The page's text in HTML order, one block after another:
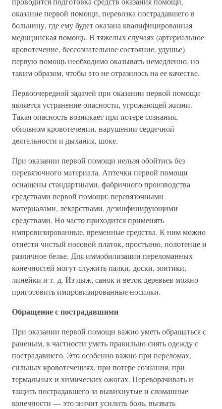
оказание первой помощи, перевозка пострадавшего в
больницу, где ему будет оказана квалифицированная
медицинская помощь. В тяжелых случаях (артериальное
кровотечение, бессознательное состояние, удушье)
первую помощь необходимо оказывать немедленно, но
таким образом, чтобы это не отразилось на ее качестве.
Первоочередной задачей при оказании первой помощи
является устранение опасности, угрожающей жизни.
Такая опасность возникает при потере сознания,
обильном кровотечении, нарушении сердечной
деятельности и дыхания, шоке.
При оказании первой помощи нельзя обойтись без
перевязочного материала. Аптечки первой помощи
оснащены стандартными, фабричного производства
средствами первой помощи: перевязочными
материалами, лекарствами, дезинфицирующими
средствами. Но часто приходится применять
импровизированные, временные средства. К ним можно
отнести чистый носовой платок, простыню, полотенце и
различное белье. Для иммобилизации переломанных
конечностей могут служить палки, доски, зонтики,
линейки и т. д. Из лыж, санок и веток деревьев можно
приготовить импровизированные носилки.
Обращение с пострадавшими
При оказании первой помощи важно уметь обращаться с
раненым, в частности уметь правильно снять одежду с
пострадавшего. Это особенно важно при переломах,
сильных кровотечениях, при потере сознания, при
термальных и химических ожогах. Переворачивать и
тащить пострадавшего за вывихнутые и сломанные
конечности — это значит усилить боль, вызвать